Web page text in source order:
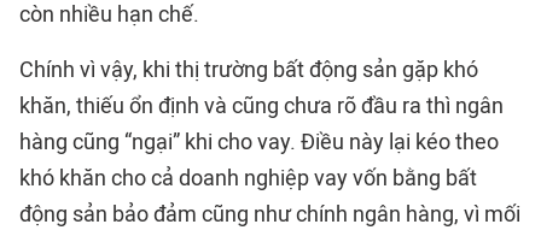
còn nhiều hạn chế.
Chính vì vậy, khi thị trường bất động sản gặp khó
khăn, thiếu ổn định và cũng chưa rõ đầu ra thì ngân
hàng cũng “ngại” khi cho vay. Điều này lại kéo theo
khó khăn cho cả doanh nghiệp vay vốn bằng bất
động sản bảo đảm cũng như chính ngân hàng, vì mối